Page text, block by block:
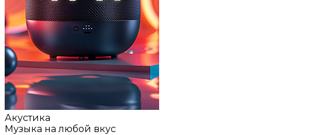
Акустика
Музыка на любой вкус